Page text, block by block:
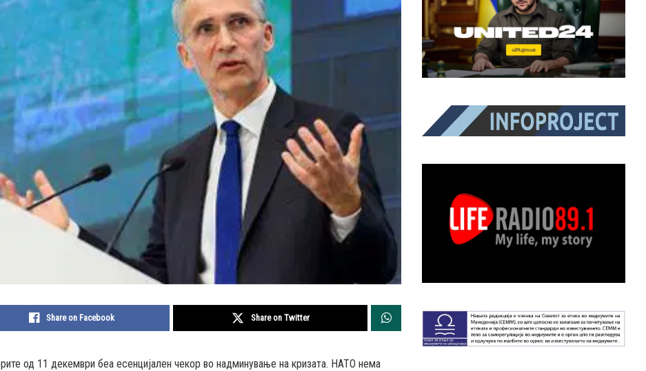
Share on Facebook Share on Twitter
од 11 декември беа есенцијален чекор во надминување на кризата. НАТО нема